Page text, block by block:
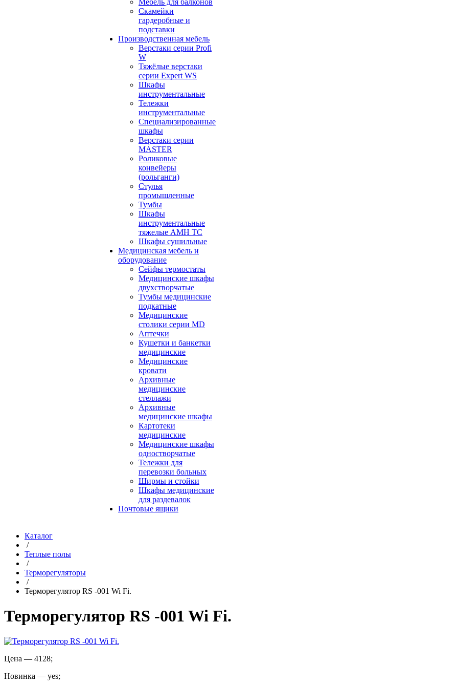
Мебель для балконов
Скамейки
гардеробные и
подставки
Производственная мебель
Верстаки серии Profi
W
Тяжёлые верстаки
серии Expert WS
Шкафы
инструментальные
Тележки
инструментальные
Cпециализированные
шкафы
Верстаки серии
MASTER
Роликовые
конвейеры
(рольганги)
Стулья
промышленные
Тумбы
Шкафы
инструментальные
тяжелые АМН ТС
Шкафы сушильные
Медицинская мебель и
оборудование
Сейфы термостаты
Медицинские шкафы
двухстворчатые
Тумбы медицинские
подкатные
Медицинские
столики серии MD
Аптечки
Кушетки и банкетки
медицинские
Медицинские
кровати
Архивные
медицинские
стеллажи
Архивные
медицинские шкафы
Картотеки
медицинские
Медицинские шкафы
одностворчатые
Тележки для
перевозки больных
Ширмы и стойки
Шкафы медицинские
для раздевалок
Почтовые ящики
Каталог
/
Теплые полы
/
Терморегуляторы
/
Терморегулятор RS -001 Wi Fi.
Терморегулятор RS -001 Wi Fi.
Цена — 4128;
Новинка — yes;